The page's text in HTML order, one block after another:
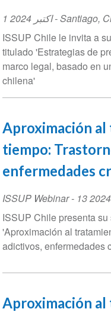
Event
Date
1 اکتبر 2024-
ISSUP Chile le
titulado 'Estrategias
marco legal, basado
chilena'
tiempo:
ISSUP Webinar-
ISSUP Chile
'Aproximación al
adictivos,